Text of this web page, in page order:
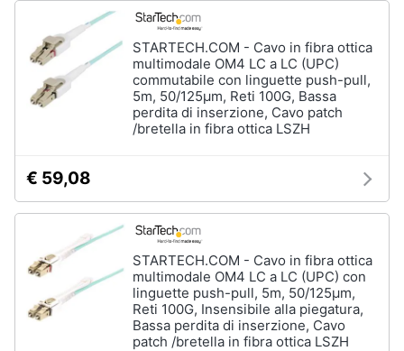
STARTECH.COM - Cavo in fibra ottica
multimodale OM4 LC a LC (UPC)
commutabile con linguette push-pull,
5m, 50/125µm, Reti 100G, Bassa
perdita di inserzione, Cavo patch
/bretella in fibra ottica LSZH
€ 59,08
STARTECH.COM - Cavo in fibra ottica
multimodale OM4 LC a LC (UPC) con
linguette push-pull, 5m, 50/125µm,
Reti 100G, Insensibile alla piegatura,
Bassa perdita di inserzione, Cavo
patch /bretella in fibra ottica LSZH